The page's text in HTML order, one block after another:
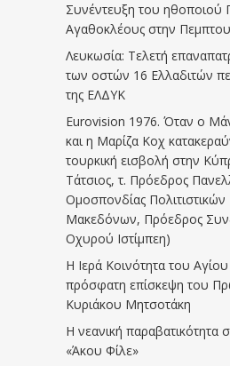
Συνέντευξη του ηθοποιού
Αγαθοκλέους στην
Λευκωσία: Τελετή
των οστών 16 Ελλαδιτών
της ΕΛΔΥΚ
Eurovision 1976. Όταν ο
και η Μαρίζα Κοχ
τουρκική εισβολή στην
Τάτσιος, τ. Πρόεδρος
Ομοσπονδίας
Μακεδόνων, Πρόεδρος
Οχυρού Ιστίμπεη)
Η Ιερά Κοινότητα του
πρόσφατη επίσκεψη του
Κυριάκου Μητσοτάκη
Η νεανική παραβατικότητα
«Άκου Φίλε»